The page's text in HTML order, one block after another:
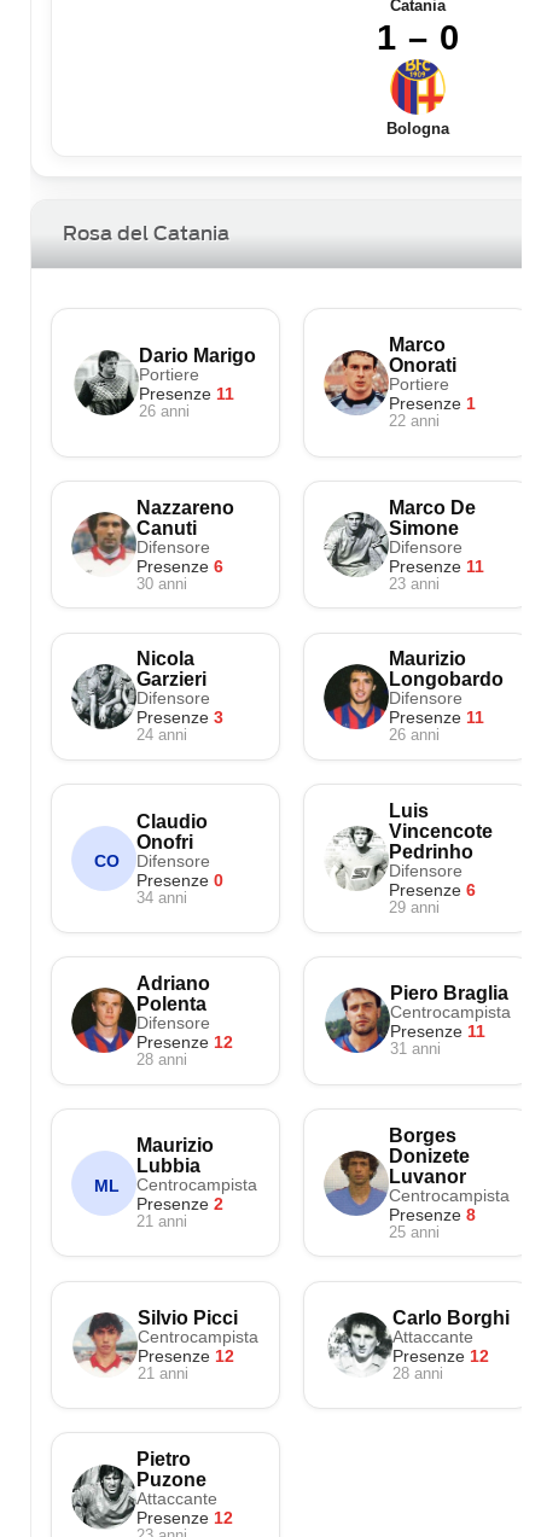
Catania
1 – 0
Bologna
Rosa del Catania
Dario Marigo
Portiere
Presenze 11
26 anni
Marco
Onorati
Portiere
Presenze1
22 anni
Nazzareno
Canuti
Difensore
Presenze 6
30 anni
Marco De
Simone
Difensore
Presenze 11
23 anni
Nicola
Garzieri
Difensore
Presenze 3
24 anni
Maurizio
Longobardo
Difensore
Presenze11
26 anni
CO
Claudio
Onofri
Difensore
Presenze 0
34 anni
Luis
Vincencote
Pedrinho
Difensore
Presenze6
29 anni
Adriano
Polenta
Difensore
Presenze 12
28 anni
Piero Braglia
Centrocampista
Presenze 11
31 anni
ML
Maurizio
Lubbia
Centrocampista
Presenze 2
21 anni
Borges
Donizete
Luvanor
Centrocampista
Presenze8
25 anni
Silvio Picci
Centrocampista
Presenze 12
21 anni
Carlo Borghi
Attaccante
Presenze 12
28 anni
Pietro
Puzone
Attaccante
Presenze 12